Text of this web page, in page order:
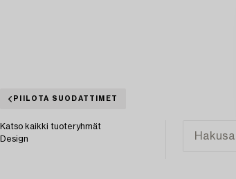
PIILOTA SUODATTIMET
Katso kaikki tuoteryhmät
Design